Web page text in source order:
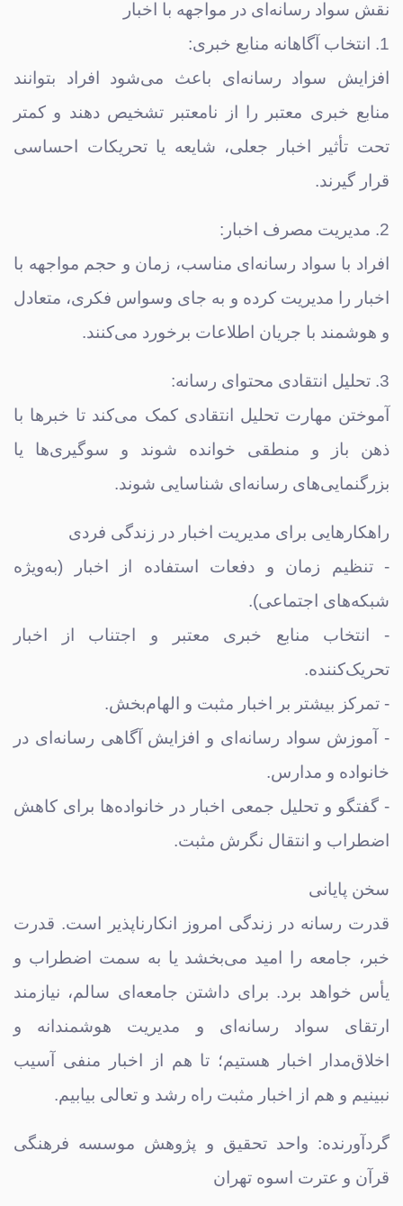
نقش سواد رسانه‌ای در مواجهه با اخبار
1. انتخاب آگاهانه منابع خبری:
افزایش سواد رسانه‌ای باعث می‌شود افراد بتوانند
منابع خبری معتبر را از نامعتبر تشخیص دهند و کمتر
تحت تأثیر اخبار جعلی، شایعه یا تحریکات احساسی
قرار گیرند.
2. مدیریت مصرف اخبار:
افراد با سواد رسانه‌ای مناسب، زمان و حجم مواجهه با
اخبار را مدیریت کرده و به جای وسواس فکری، متعادل
و هوشمند با جریان اطلاعات برخورد می‌کنند.
3. تحلیل انتقادی محتوای رسانه:
آموختن مهارت تحلیل انتقادی کمک می‌کند تا خبرها با
ذهن باز و منطقی خوانده شوند و سوگیری‌ها یا
بزرگنمایی‌های رسانه‌ای شناسایی شوند.
راهکارهایی برای مدیریت اخبار در زندگی فردی
- تنظیم زمان و دفعات استفاده از اخبار (به‌ویژه
شبکه‌های اجتماعی).
- انتخاب منابع خبری معتبر و اجتناب از اخبار
تحریک‌کننده.
- تمرکز بیشتر بر اخبار مثبت و الهام‌بخش.
- آموزش سواد رسانه‌ای و افزایش آگاهی رسانه‌ای در
خانواده و مدارس.
- گفتگو و تحلیل جمعی اخبار در خانواده‌ها برای کاهش
اضطراب و انتقال نگرش مثبت.
سخن پایانی
قدرت رسانه در زندگی امروز انکارناپذیر است. قدرت
خبر، جامعه را امید می‌بخشد یا به سمت اضطراب و
یأس خواهد برد. برای داشتن جامعه‌ای سالم، نیازمند
ارتقای سواد رسانه‌ای و مدیریت هوشمندانه و
اخلاق‌مدار اخبار هستیم؛ تا هم از اخبار منفی آسیب
نبینیم و هم از اخبار مثبت راه رشد و تعالی بیابیم.
گردآورنده: واحد تحقیق و پژوهش موسسه فرهنگی
قرآن و عترت اسوه تهران